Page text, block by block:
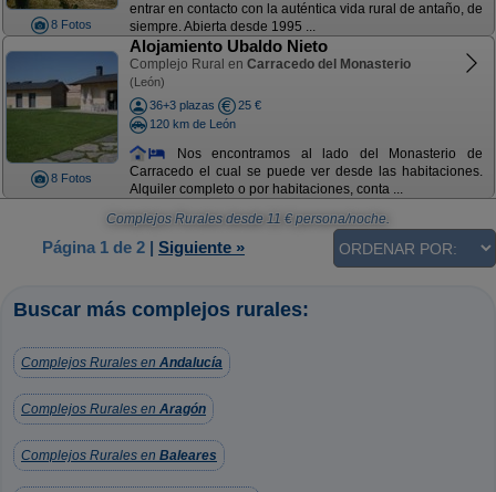
8 Fotos
entrar en contacto con la auténtica vida rural de antaño, de
siempre. Abierta desde 1995 ...
8 Fotos
Alojamiento Ubaldo Nieto
Complejo Rural en Carracedo del Monasterio
(León)
36+3 plazas
25 €
120 km de León
Nos encontramos al lado del Monasterio de
Carracedo el cual se puede ver desde las habitaciones.
Alquiler completo o por habitaciones, conta ...
Complejos Rurales desde 11 € persona/noche.
Página 1 de 2 | Siguiente »
Buscar más complejos rurales:
Complejos Rurales en Andalucía
Complejos Rurales en Aragón
Complejos Rurales en Baleares